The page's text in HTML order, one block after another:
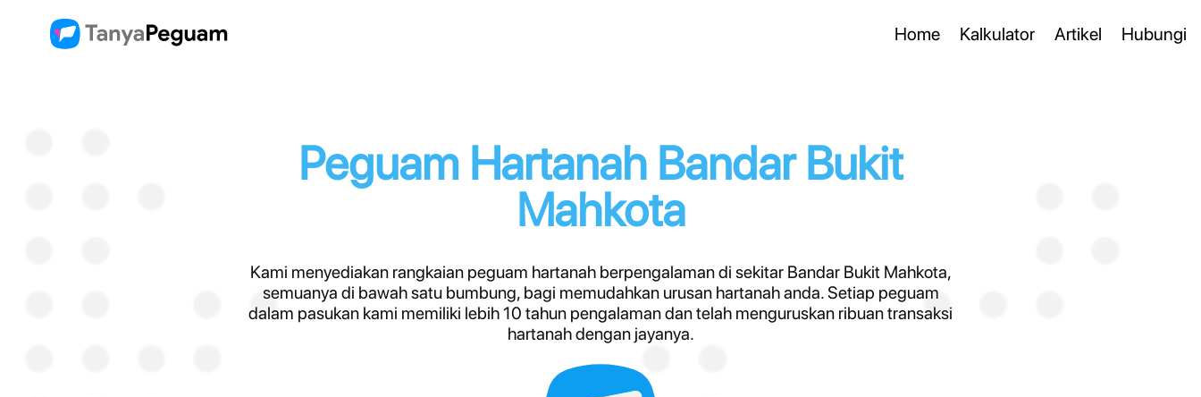
Home Kalkulator Artikel Hubungi
Peguam Hartanah Bandar Bukit
Mahkota
Kami menyediakan rangkaian peguam hartanah berpengalaman di sekitar Bandar Bukit Mahkota,
semuanya di bawah satu bumbung, bagi memudahkan urusan hartanah anda. Setiap peguam
dalam pasukan kami memiliki lebih 10 tahun pengalaman dan telah menguruskan ribuan transaksi
hartanah dengan jayanya.